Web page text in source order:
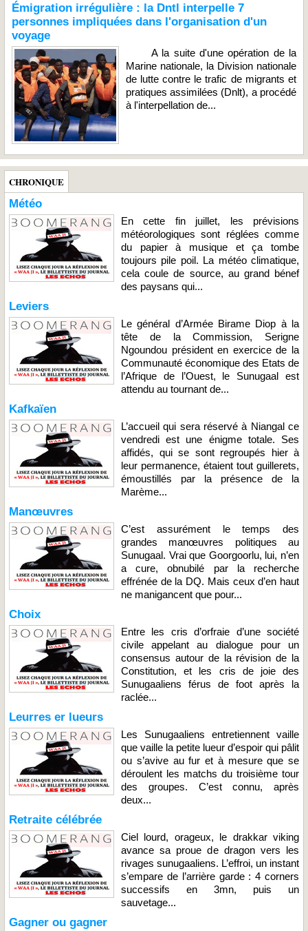
Émigration irrégulière : la Dntl interpelle 7
personnes impliquées dans l'organisation d'un
voyage
A la suite d'une opération de la
Marine nationale, la Division nationale
de lutte contre le trafic de migrants et
pratiques assimilées (Dnlt), a procédé
à l'interpellation de...
CHRONIQUE
Météo
En cette fin juillet, les prévisions
météorologiques sont réglées comme
du papier à musique et ça tombe
toujours pile poil. La météo climatique,
cela coule de source, au grand bénef
des paysans qui...
Leviers
Le général d’Armée Birame Diop à la
tête de la Commission, Serigne
Ngoundou président en exercice de la
Communauté économique des Etats de
l’Afrique de l’Ouest, le Sunugaal est
attendu au tournant de...
Kafkaïen
L’accueil qui sera réservé à Niangal ce
vendredi est une énigme totale. Ses
affidés, qui se sont regroupés hier à
leur permanence, étaient tout guillerets,
émoustillés par la présence de la
Marème...
Manœuvres
C’est assurément le temps des
grandes manœuvres politiques au
Sunugaal. Vrai que Goorgoorlu, lui, n’en
a cure, obnubilé par la recherche
effrénée de la DQ. Mais ceux d’en haut
ne manigancent que pour...
Choix
Entre les cris d’orfraie d’une société
civile appelant au dialogue pour un
consensus autour de la révision de la
Constitution, et les cris de joie des
Sunugaaliens férus de foot après la
raclée...
Leurres er lueurs
Les Sunugaaliens entretiennent vaille
que vaille la petite lueur d’espoir qui pâlit
ou s’avive au fur et à mesure que se
déroulent les matchs du troisième tour
des groupes. C’est connu, après
deux...
Retraite célébrée
Ciel lourd, orageux, le drakkar viking
avance sa proue de dragon vers les
rivages sunugaaliens. L’effroi, un instant
s’empare de l’arrière garde : 4 corners
successifs en 3mn, puis un
sauvetage...
Gagner ou gagner